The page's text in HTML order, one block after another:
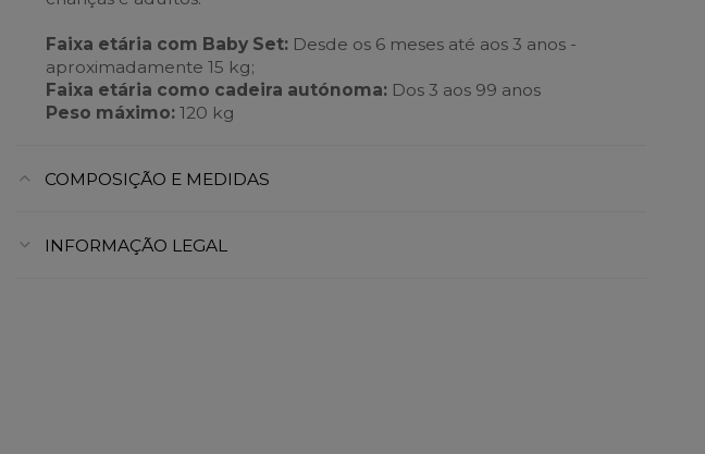
Faixa etária com Baby Set: Desde os 6 meses até aos 3 anos -
aproximadamente 15 kg;
Faixa etária como cadeira autónoma: Dos 3 aos 99 anos
Peso máximo: 120 kg
COMPOSIÇÃO E MEDIDAS
INFORMAÇÃO LEGAL